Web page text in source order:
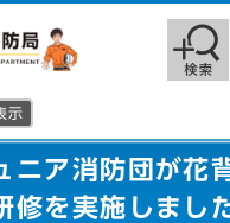
示
ニア消防団が花
修を実施しまし